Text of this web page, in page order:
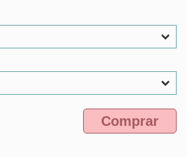
Comprar